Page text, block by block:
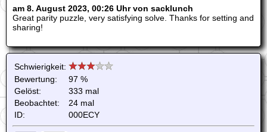
am 8. August 2023, 00:26 Uhr von sacklunch
Great parity puzzle, very satisfying solve. Thanks for setting and
sharing!
Schwierigkeit:
Bewertung:
97 %
Gelöst:
333 mal
Beobachtet:
24 mal
ID:
000ECY